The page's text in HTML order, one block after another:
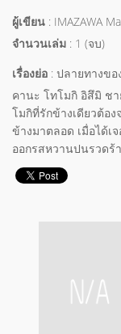
ผู้เขียน : IMAZAWA
จำนวนเล่ม : 1 (จบ)
เรื่องย่อ : ปลายทางขอ
คานะ โทโมกิ อิสึมิ ช
โมกิที่รักข้างเดียวต้อง
ข้างมาตลอด เมื่อได้เ
ออกรสหวานปนรวดร้